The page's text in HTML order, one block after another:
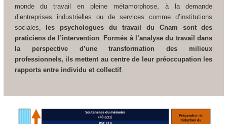
monde du travail en pleine métamorphose, à la demande
d’entreprises industrielles ou de services comme d’institutions
sociales,
les psychologues du travail du Cnam sont des
praticiens de l’intervention
Formés à l’analyse du travail dans
la perspective d’une transformation des milieux
professionnels, ils mettent au centre de leur préoccupation les
rapports entre individu et collectif.